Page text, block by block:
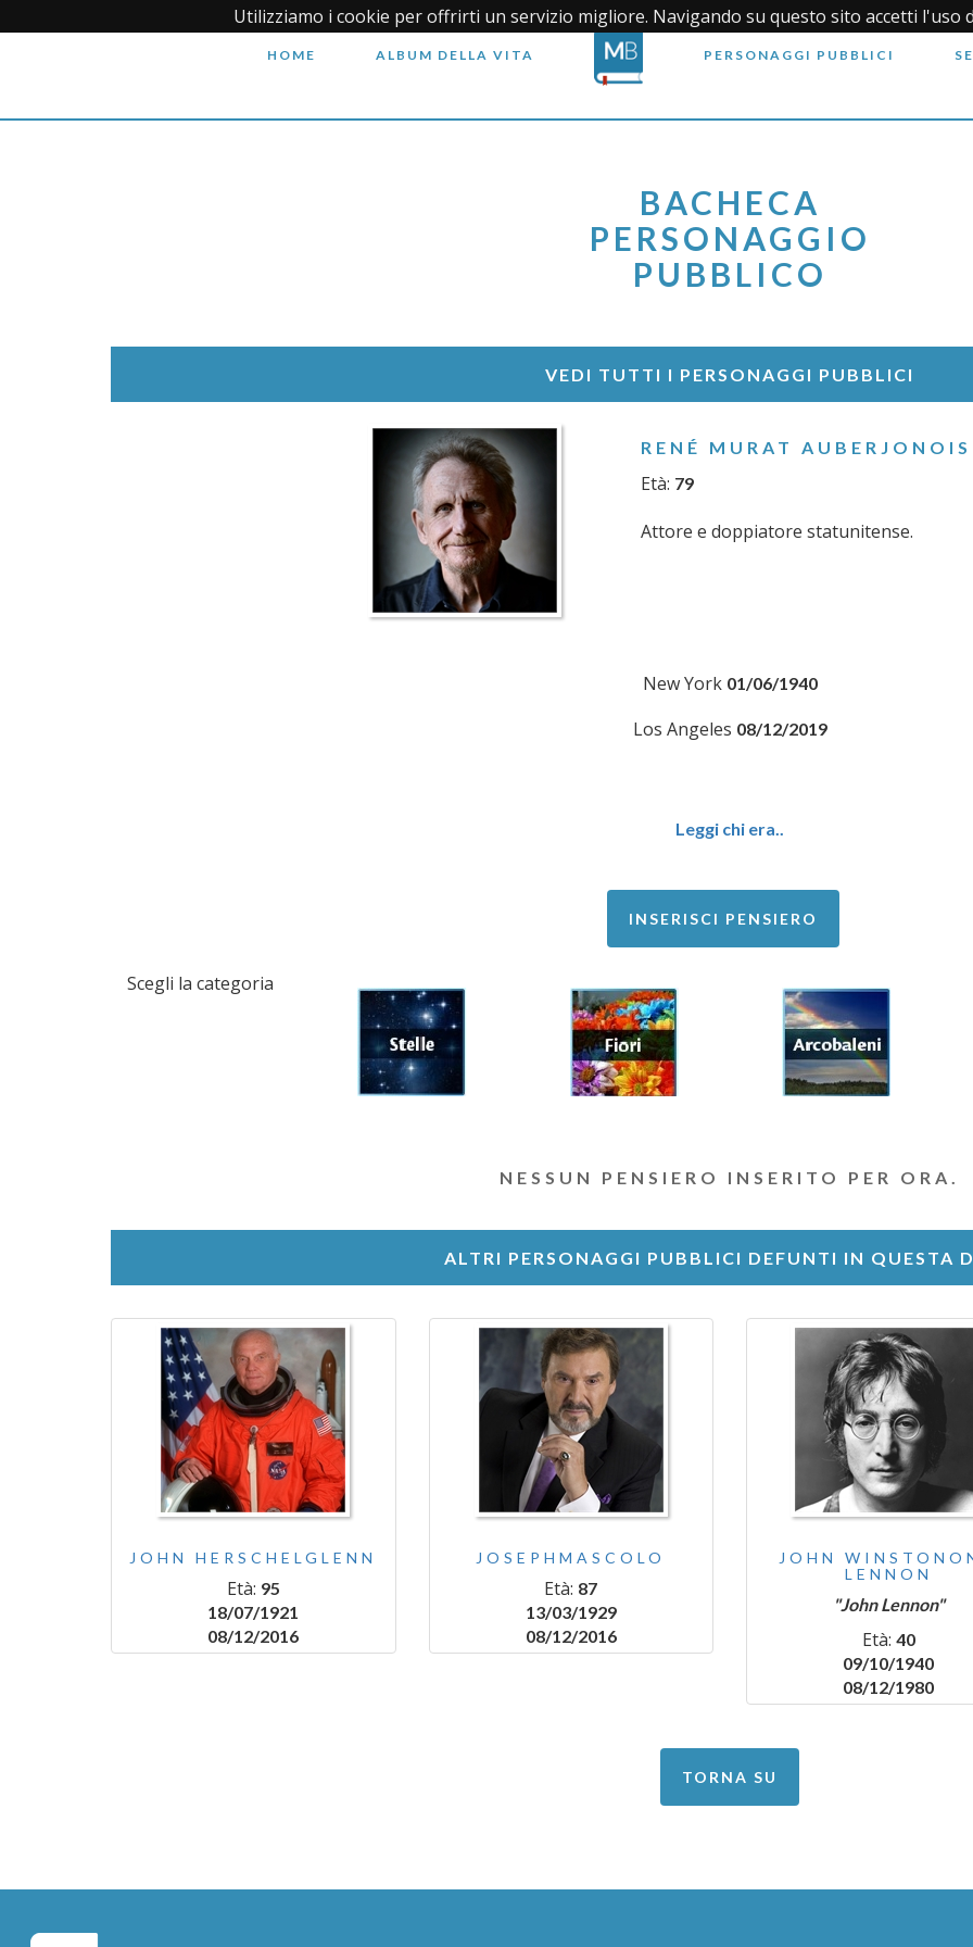
Utilizziamo i cookie per offrirti un servizio migliore. Navigando su questo sito accetti l'uso
HOME ALBUM DELLA VITA PERSONAGGI PUBBLICI
BACHECA
PERSONAGGIO
PUBBLICO
VEDI TUTTI I PERSONAGGI PUBBLICI
RENÉ MURAT AUBERJONOIS
Età: 79
Attore e doppiatore statunitense.
New York 01/06/1940
Los Angeles 08/12/2019
Leggi chi era..
INSERISCI PENSIERO
Scegli la categoria
NESSUN PENSIERO INSERITO PER ORA.
ALTRI PERSONAGGI PUBBLICI DEFUNTI IN QUESTA
JOHN HERSCHELGLENN
Età: 95
18/07/1921
08/12/2016
JOSEPHMASCOLO
Età: 87
13/03/1929
08/12/2016
JOHN
LENNON
"John Lennon"
Età: 40
09/10/1940
08/12/1980
TORNA SU